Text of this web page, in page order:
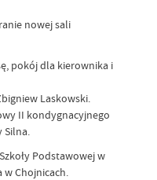
nowej sali
pokój dla kierownika i
Laskowski.
II kondygnacyjnego
Silna.
Podstawowej w
w Chojnicach.